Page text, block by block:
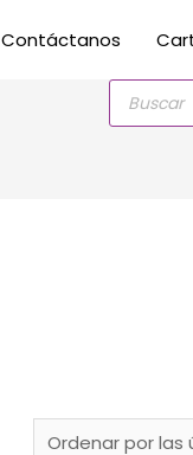
Contáctanos
Búsqueda
productos